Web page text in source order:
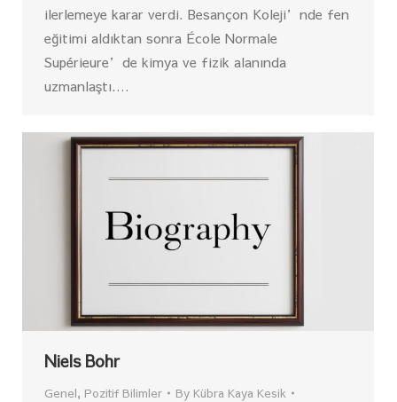
ilerlemeye karar verdi. Besançon Koleji’nde fen
eğitimi aldıktan sonra École Normale
Supérieure’de kimya ve fizik alanında
uzmanlaştı.…
Niels Bohr
Genel, Pozitif Bilimler By Kübra Kaya Kesik